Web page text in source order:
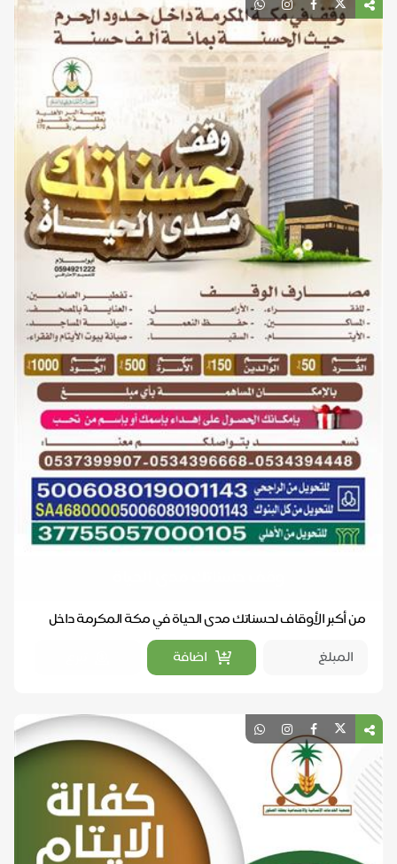
من أكبر الأوقاف لحسناتك مدى الحياة في مكة المكرمة داخل
حد الحرم يعود ريعه على الأيتام والفقراء والمس...
اضافة